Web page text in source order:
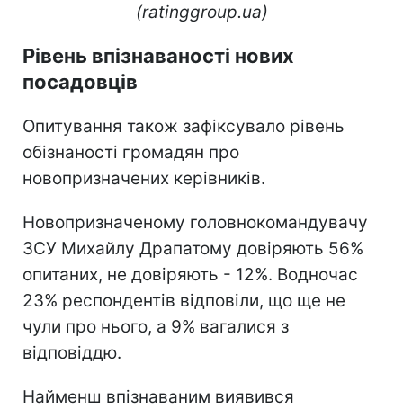
(ratinggroup.ua)
Рівень впізнаваності нових
посадовців
Опитування також зафіксувало рівень
обізнаності громадян про
новопризначених керівників.
Новопризначеному головнокомандувачу
ЗСУ Михайлу Драпатому довіряють 56%
опитаних, не довіряють - 12%. Водночас
23% респондентів відповіли, що ще не
чули про нього, а 9% вагалися з
відповіддю.
Найменш впізнаваним виявився